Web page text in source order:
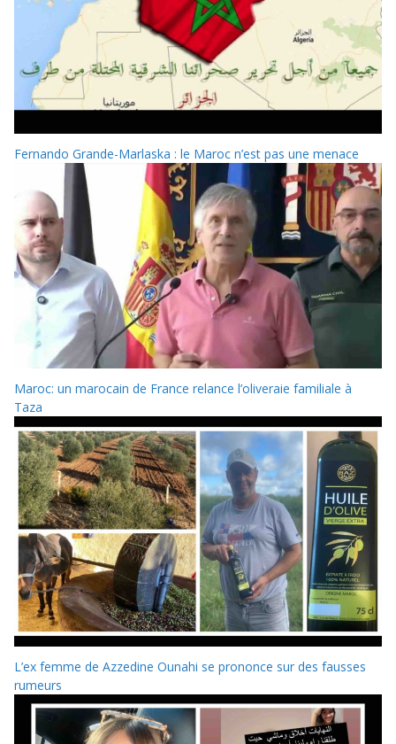
Fernando Grande-Marlaska : le Maroc n’est pas une menace
Maroc: un marocain de France relance l’oliveraie familiale à
Taza
L’ex femme de Azzedine Ounahi se prononce sur des fausses
rumeurs